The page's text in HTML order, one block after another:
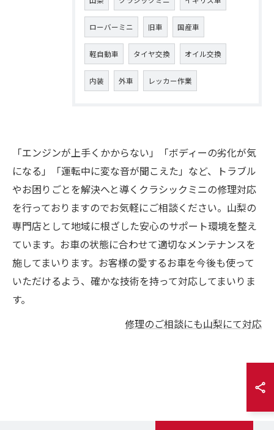
ローバーミニ 旧車 国産車
軽自動車 タイヤ交換 オイル交換
内装 外車 レッカー作業
「エンジンが上手くかからない」「ボディーの劣化が気
になる」「運転中に変な音が聞こえた」など、トラブル
やお困りごとを解決へと導くクラシックミニの修理対応
を行っておりますのでお気軽にご相談ください。山梨の
専門店として地域に根ざした安心のサポート環境を整え
ています。お車の状態に合わせて適切なメンテナンスを
施してまいります。お客様の愛するお車を今後も使って
いただけるよう、確かな技術を持って対応してまいりま
す。
修理のご相談にも山梨にて対応